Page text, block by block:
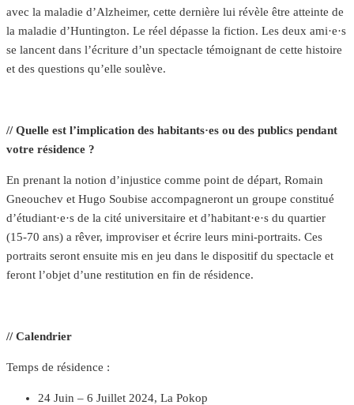
avec la maladie d’Alzheimer, cette dernière lui révèle être atteinte de
la maladie d’Huntington. Le réel dépasse la fiction. Les deux ami·e·s
se lancent dans l’écriture d’un spectacle témoignant de cette histoire
et des questions qu’elle soulève.
// Quelle est l’implication des habitants·es ou des publics pendant
votre résidence ?
En prenant la notion d’injustice comme point de départ, Romain
Gneouchev et Hugo Soubise accompagneront un groupe constitué
d’étudiant·e·s de la cité universitaire et d’habitant·e·s du quartier
(15-70 ans) a rêver, improviser et écrire leurs mini-portraits. Ces
portraits seront ensuite mis en jeu dans le dispositif du spectacle et
feront l’objet d’une restitution en fin de résidence.
// Calendrier
Temps de résidence :
24 Juin – 6 Juillet 2024, La Pokop